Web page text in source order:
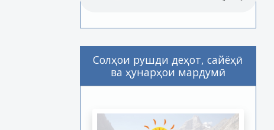
Солҳои рушди деҳот, сайёҳӣ
ва ҳунарҳои мардумӣ